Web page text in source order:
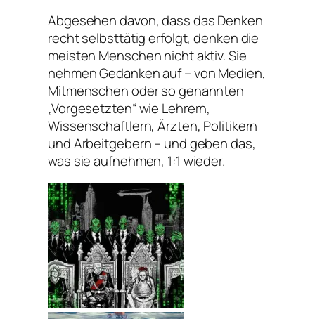
Abgesehen davon, dass das Denken
recht selbsttätig erfolgt, denken die
meisten Menschen nicht aktiv. Sie
nehmen Gedanken auf – von Medien,
Mitmenschen oder so genannten
„Vorgesetzten“ wie Lehrern,
Wissenschaftlern, Ärzten, Politikern
und Arbeitgebern – und geben das,
was sie aufnehmen, 1:1 wieder.